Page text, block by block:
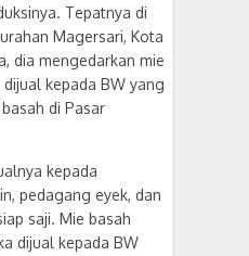
Tepatnya di
Magersari, Kota
dia mengedarkan mie
kepada BW yang
di Pasar
kepada
pedagang eyek, dan
saji. Mie basah
dijual kepada BW